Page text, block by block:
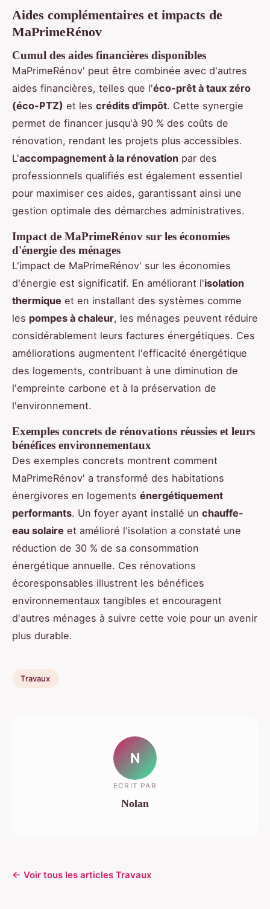
Aides complémentaires et impacts de
MaPrimeRénov
Cumul des aides financières disponibles
MaPrimeRénov' peut être combinée avec d'autres
aides financières, telles que l'éco-prêt à taux zéro
(éco-PTZ) et les crédits d'impôt. Cette synergie
permet de financer jusqu'à 90 % des coûts de
rénovation, rendant les projets plus accessibles.
L'accompagnement à la rénovation par des
professionnels qualifiés est également essentiel
pour maximiser ces aides, garantissant ainsi une
gestion optimale des démarches administratives.
Impact de MaPrimeRénov sur les économies
d'énergie des ménages
L'impact de MaPrimeRénov' sur les économies
d'énergie est significatif. En améliorant l'isolation
thermique et en installant des systèmes comme
les pompes à chaleur, les ménages peuvent réduire
considérablement leurs factures énergétiques. Ces
améliorations augmentent l'efficacité énergétique
des logements, contribuant à une diminution de
l'empreinte carbone et à la préservation de
l'environnement.
Exemples concrets de rénovations réussies et leurs
bénéfices environnementaux
Des exemples concrets montrent comment
MaPrimeRénov' a transformé des habitations
énergivores en logements énergétiquement
performants. Un foyer ayant installé un chauffe-
eau solaire et amélioré l'isolation a constaté une
réduction de 30 % de sa consommation
énergétique annuelle. Ces rénovations
écoresponsables illustrent les bénéfices
environnementaux tangibles et encouragent
d'autres ménages à suivre cette voie pour un avenir
plus durable.
Travaux
N
ECRIT PAR
Nolan
← Voir tous les articles Travaux